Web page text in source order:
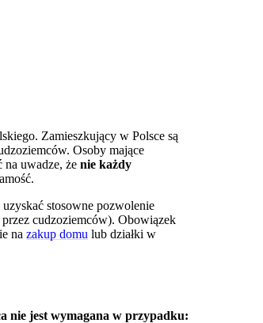
Zamieszkujący w Polsce są
Osoby mające
na uwadze, żenie każdy
stosowne pozwolenie
cudzoziemców). Obowiązek
nazakup domu lub działki w
nie jest wymagana w przypadku: